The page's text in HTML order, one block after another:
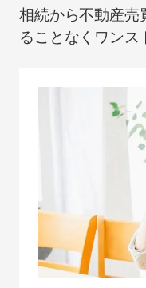
相続から不動産売
ることなくワンス